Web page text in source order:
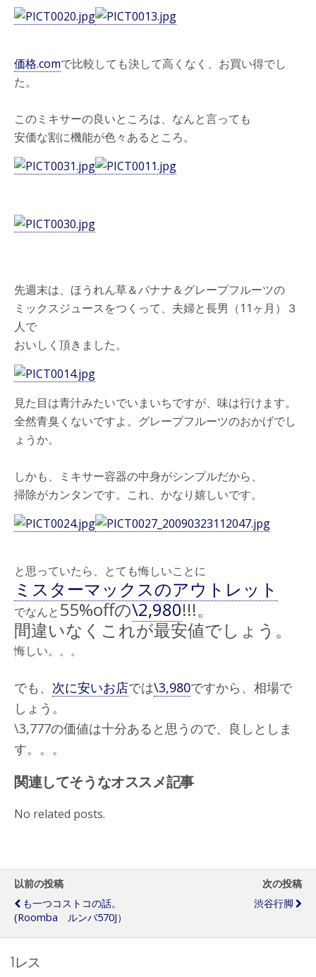
価格.comで比較しても決して高くなく、お買い得でし
た。
このミキサーの良いところは、なんと言っても
安価な割に機能が色々あるところ。
先週末は、ほうれん草＆バナナ＆グレープフルーツの
ミックスジュースをつくって、夫婦と長男（11ヶ月）３
人で
おいしく頂きました。
見た目は青汁みたいでいまいちですが、味は行けます。
全然青臭くないですよ。グレープフルーツのおかげでし
ょうか。
しかも、ミキサー容器の中身がシンプルだから、
掃除がカンタンです。これ、かなり嬉しいです。
と思っていたら、とても悔しいことに
ミスターマックスのアウトレット
でなんと55%offの\2,980!!!。
間違いなくこれが最安値でしょう。
悔しい。。。
でも、 次に安いお店では\3,980ですから、相場で
しょう。
\3,777の価値は十分あると思うので、良しとしま
す。。。
関連してそうなオススメ記事
No related posts.
以前の投稿
も一つコストコの話。
(roomba ルンバ570J）
次の投稿
渋谷行脚
1レス